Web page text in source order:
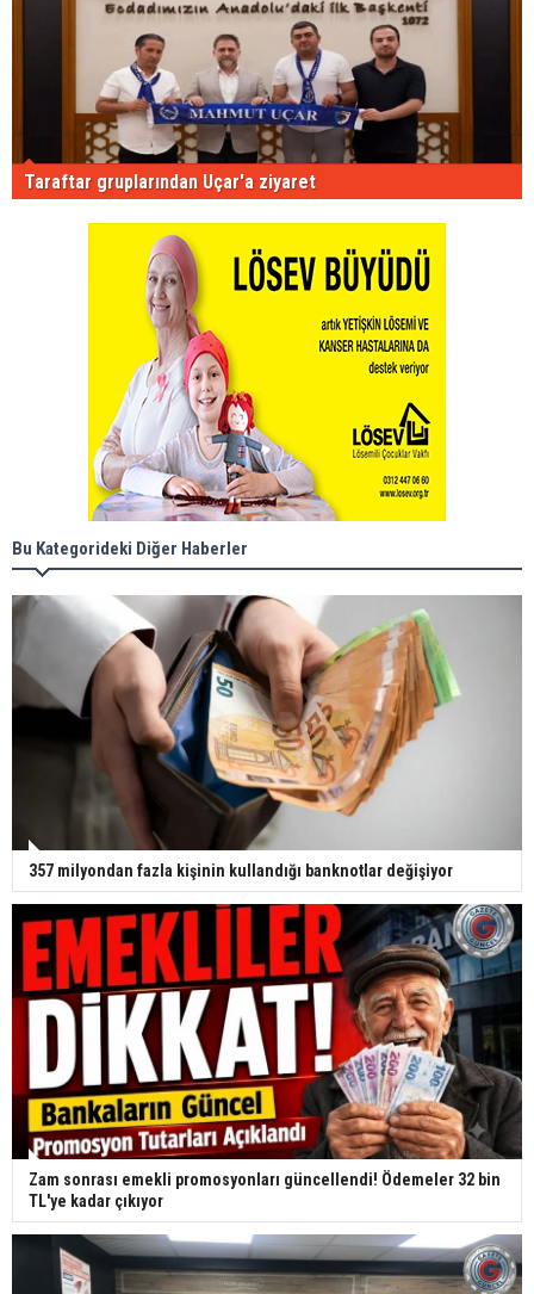
Taraftar gruplarından Uçar'a ziyaret
Bu Kategorideki Diğer Haberler
357 milyondan fazla kişinin kullandığı banknotlar değişiyor
Zam sonrası emekli promosyonları güncellendi! Ödemeler 32 bin
TL'ye kadar çıkıyor